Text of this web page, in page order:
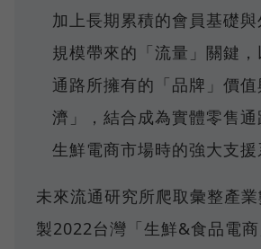
加上長期累積的會員基礎
規模帶來的「流量」關鍵
通路所擁有的「品牌」價
濟」，結合成為實體零售
生鮮電商市場時的強大支援
未來流通研究所爬取彙整產
製2022台灣「生鮮&食品電商